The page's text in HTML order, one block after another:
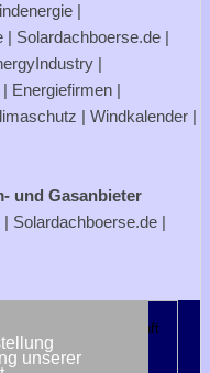
unserer
|
| Solardachboerse.de |
|
Energiefirmen |
| Windkalender |
und Gasanbieter
| Solardachboerse.de |